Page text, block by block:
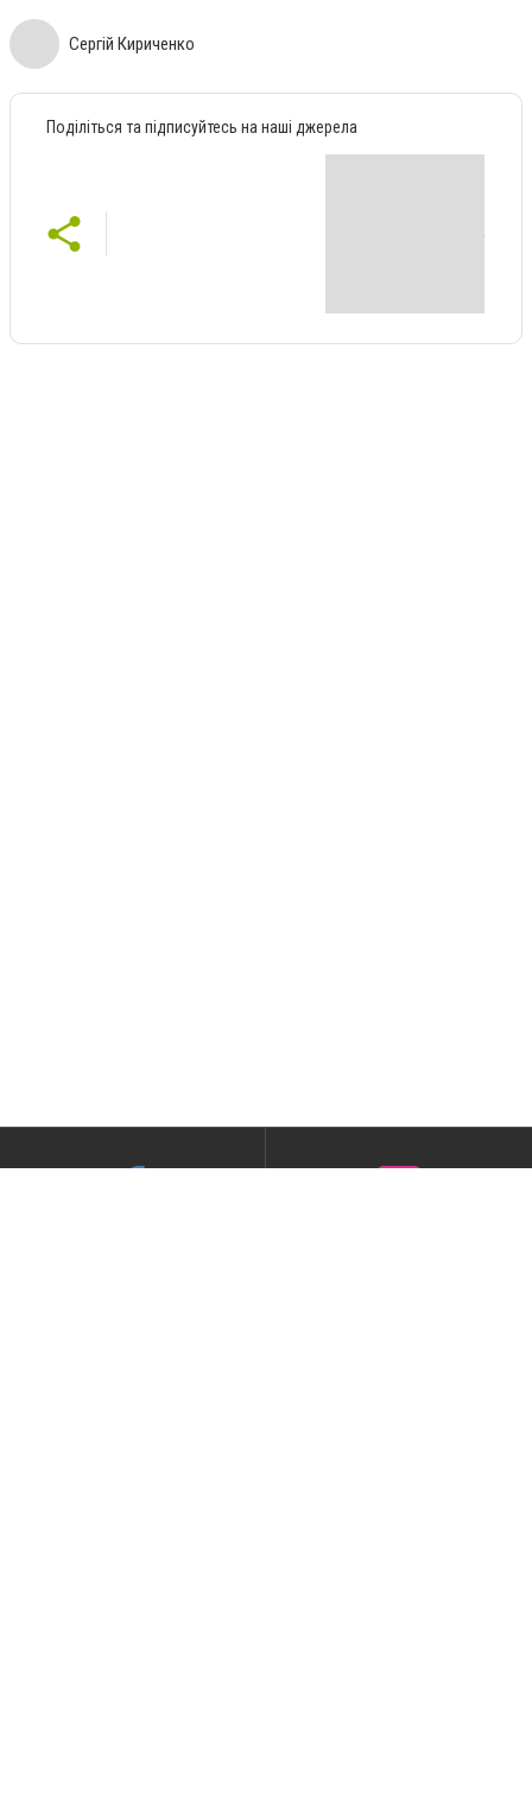
Сергій Кириченко
Поділіться та підписуйтесь на наші джерела